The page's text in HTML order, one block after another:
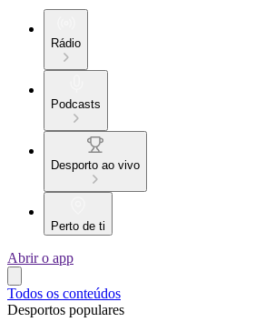
Rádio
Podcasts
Desporto ao vivo
Perto de ti
Abrir o app
Todos os conteúdos
Desportos populares